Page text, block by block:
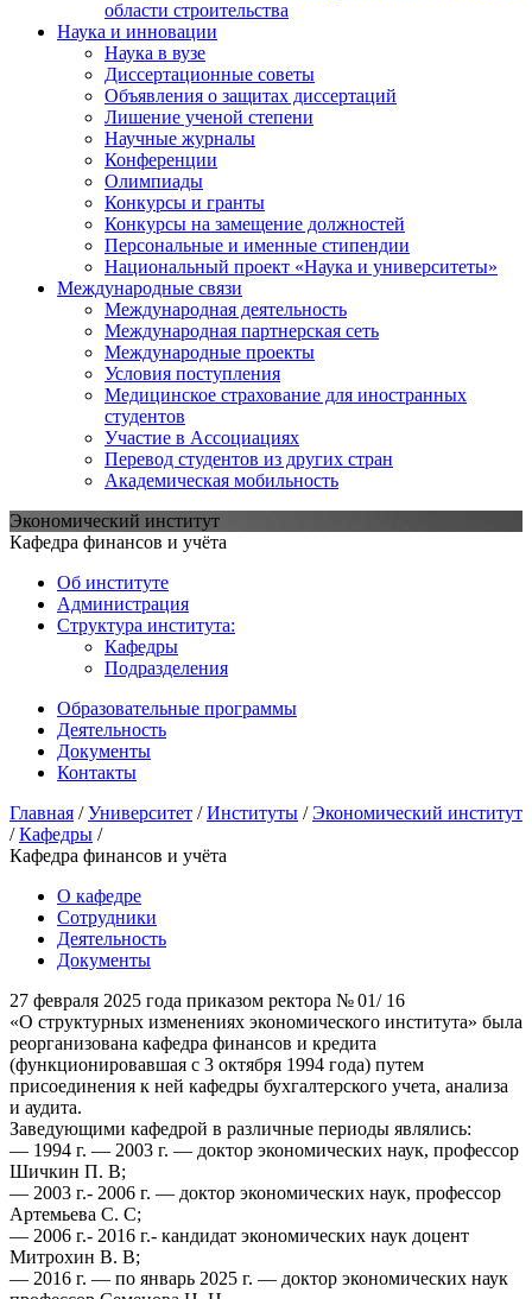
области строительства
Наука и инновации
Наука в вузе
Диссертационные советы
Объявления о защитах диссертаций
Лишение ученой степени
Научные журналы
Конференции
Олимпиады
Конкурсы и гранты
Конкурсы на замещение должностей
Персональные и именные стипендии
Национальный проект «Наука и университеты»
Международные связи
Международная деятельность
Международная партнерская сеть
Международные проекты
Условия поступления
Медицинское страхование для иностранных
студентов
Участие в Ассоциациях
Перевод студентов из других стран
Академическая мобильность
Экономический институт
Кафедра финансов и учёта
Об институте
Администрация
Структура института:
Кафедры
Подразделения
Образовательные программы
Деятельность
Документы
Контакты
Главная /Университет /Институты /Экономический институт
/Кафедры /
Кафедра финансов и учёта
О кафедре
Сотрудники
Деятельность
Документы
27 февраля 2025 года приказом ректора № 01/ 16
«О структурных изменениях экономического института» была
реорганизована кафедра финансов и кредита
(функционировавшая с 3 октября 1994 года) путем
присоединения к ней кафедры бухгалтерского учета, анализа
и аудита.
Заведующими кафедрой в различные периоды являлись:
— 1994 г. — 2003 г. — доктор экономических наук, профессор
Шичкин П. В;
— 2003 г.- 2006 г. — доктор экономических наук, профессор
Артемьева С. С;
— 2006 г.- 2016 г.- кандидат экономических наук доцент
Митрохин В. В;
— 2016 г. — по январь 2025 г. — доктор экономических наук